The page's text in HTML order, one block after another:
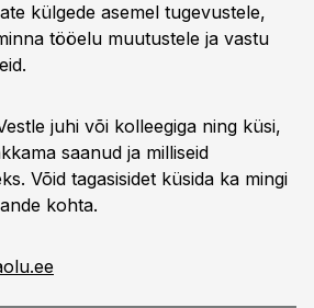
külgede asemel tugevustele,
tööelu muutustele ja vastu
juhi või kolleegiga ning küsi,
saanud ja milliseid
Võid tagasisidet küsida ka mingi
kohta.